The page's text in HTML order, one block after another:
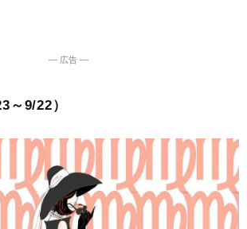
― 広告 ―
～9/22）